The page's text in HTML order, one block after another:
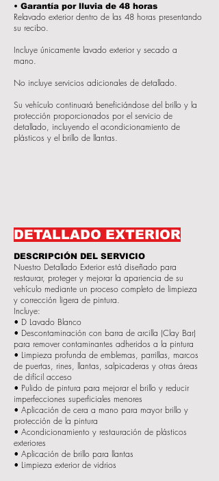
• Garantía por lluvia de 48 horas
Relavado exterior dentro de las 48 horas presentando
su recibo.
Incluye únicamente lavado exterior y secado a
mano.
No incluye servicios adicionales de detallado.
Su vehículo continuará beneficiándose del brillo y la
protección proporcionados por el servicio de
detallado, incluyendo el acondicionamiento de
plásticos y el brillo de llantas.
DETALLADO EXTERIOR
DESCRIPCIÓN DEL SERVICIO
Nuestro Detallado Exterior está diseñado para
restaurar, proteger y mejorar la apariencia de su
vehículo mediante un proceso completo de limpieza
y corrección ligera de pintura.
Incluye:
• D Lavado Blanco
• Descontaminación con barra de arcilla (Clay Bar)
para remover contaminantes adheridos a la pintura
• Limpieza profunda de emblemas, parrillas, marcos
de puertas, rines, llantas, salpicaderas y otras áreas
de difícil acceso
• Pulido de pintura para mejorar el brillo y reducir
imperfecciones superficiales menores
• Aplicación de cera a mano para mayor brillo y
protección de la pintura
• Acondicionamiento y restauración de plásticos
exteriores
• Aplicación de brillo para llantas
• Limpieza exterior de vidrios